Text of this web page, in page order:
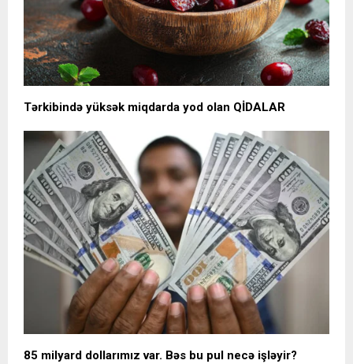
Tərkibində yüksək miqdarda yod olan QİDALAR
85 milyard dollarımız var. Bəs bu pul necə işləyir?